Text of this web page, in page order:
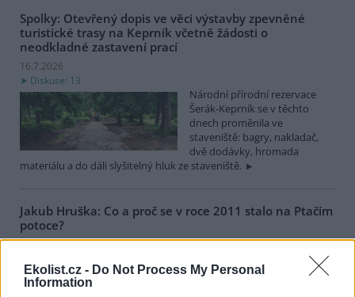
Ekolist.cz - Do Not Process My Personal
Information
Spolky: Otevřený dopis ve věci výstavby zpevněné
turistické trasy na Keprník včetně žádosti o
neodkladné zastavení prací
16.7.2026
Diskuse: 13
Národní přírodní rezervace
Šerák-Keprník se v těchto
dnech proměnila ve
staveniště: bagry, nakladač,
dvě dodávky, hromada
materiálu a do dáli slyšitelný hluk ze staveniště.
Jakub Hruška: Co a proč se v roce 2011 stalo na Ptačím
potoce?
16.7.2026
Před 15 lety, 13. července 2011,